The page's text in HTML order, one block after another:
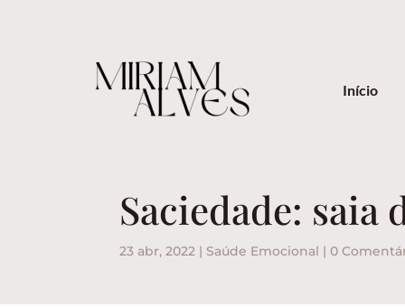
Início
Saciedade:
23 abr, 2022 | Saúde Emocional | 0